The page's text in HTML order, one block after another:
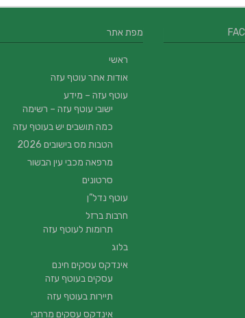
מפת אתר
ראשי
אודות אתר עוטף עזה
עוטף עזה – מידע
ישובי עוטף עזה – רשימה
כמה תושבים יש בעוטף עזה
הטבות מס בישובים 2026
מרפאה מכבי עין הבשור
סרטונים
עוטף נדל”ן
חרבות ברזל
תרומות לעוטף עזה
בלוג
אינדקס עסקים חינם
עסקים בעוטף עזה
תיירות בעוטף עזה
אינדקס עסקים מרחבי